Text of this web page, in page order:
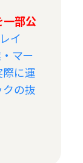
一部公
イ
マー
に運
の抜